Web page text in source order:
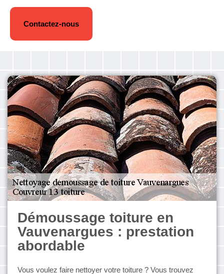
Contactez-nous
Démoussage toiture en
Vauvenargues : prestation
abordable
Vous voulez faire nettoyer votre toiture ? Vous trouvez